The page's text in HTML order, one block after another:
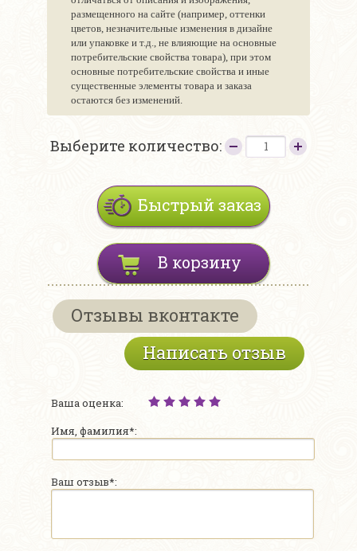
размещенного на сайте (например, оттенки
цветов, незначительные изменения в дизайне
или упаковке и т.д., не влияющие на основные
потребительские свойства товара), при этом
основные потребительские свойства и иные
существенные элементы товара и заказа
остаются без изменений.
Выберите количество:
Быстрый заказ
В корзину
Отзывы вконтакте
Написать отзыв
Ваша оценка:
Имя, фамилия*:
Ваш отзыв*: